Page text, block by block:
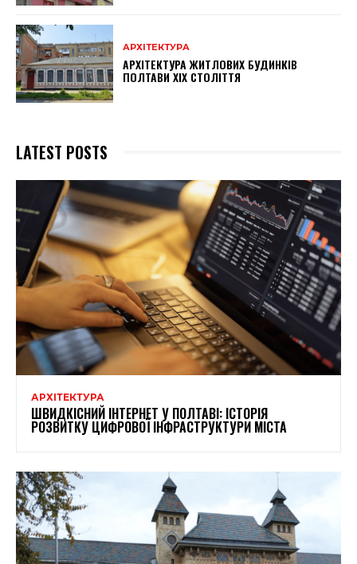
АРХІТЕКТУРА
АРХІТЕКТУРА ЖИТЛОВИХ БУДИНКІВ
ПОЛТАВИ XIX СТОЛІТТЯ
LATEST POSTS
АРХІТЕКТУРА
ШВИДКІСНИЙ ІНТЕРНЕТ У ПОЛТАВІ: ІСТОРІЯ
РОЗВИТКУ ЦИФРОВОЇ ІНФРАСТРУКТУРИ МІСТА